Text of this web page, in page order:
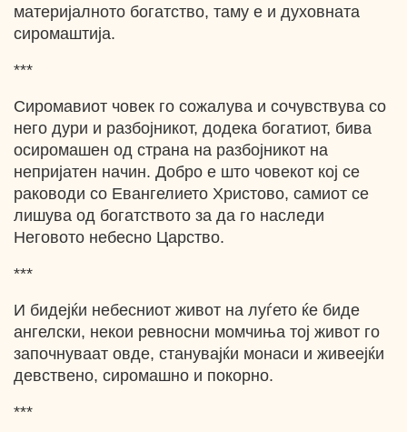
материјалното богатство, таму е и духовната
сиромаштија.
***
Сиромавиот човек го сожалува и сочувствува со
него дури и разбојникот, додека богатиот, бива
осиромашен од страна на разбојникот на
непријатен начин. Добро е што човекот кој се
раководи со Евангелието Христово, самиот се
лишува од богатството за да го наследи
Неговото небесно Царство.
***
И бидејќи небесниот живот на луѓето ќе биде
ангелски, некои ревносни момчиња тој живот го
започнуваат овде, станувајќи монаси и живеејќи
девствено, сиромашно и покорно.
***